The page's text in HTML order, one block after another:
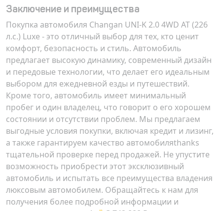
Заключение и преимущества
Покупка автомобиля Changan UNI-K 2.0 4WD AT (226
л.с.) Luxe - это отличный выбор для тех, кто ценит
комфорт, безопасность и стиль. Автомобиль
предлагает высокую динамику, современный дизайн
и передовые технологии, что делает его идеальным
выбором для ежедневной езды и путешествий.
Кроме того, автомобиль имеет минимальный
пробег и один владелец, что говорит о его хорошем
состоянии и отсутствии проблем. Мы предлагаем
выгодные условия покупки, включая кредит и лизинг,
а также гарантируем качество автомобиляthanks
тщательной проверке перед продажей. Не упустите
возможность приобрести этот эксклюзивный
автомобиль и испытать все преимущества владения
люксовым автомобилем. Обращайтесь к нам для
получения более подробной информации и